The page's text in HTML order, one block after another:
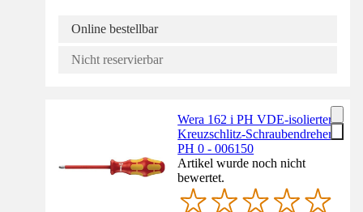
Online bestellbar
Nicht reservierbar
Wera 162 i PH VDE-isolierter
Kreuzschlitz-Schraubendreher
PH 0 - 006150
Artikel wurde noch nicht
bewertet.